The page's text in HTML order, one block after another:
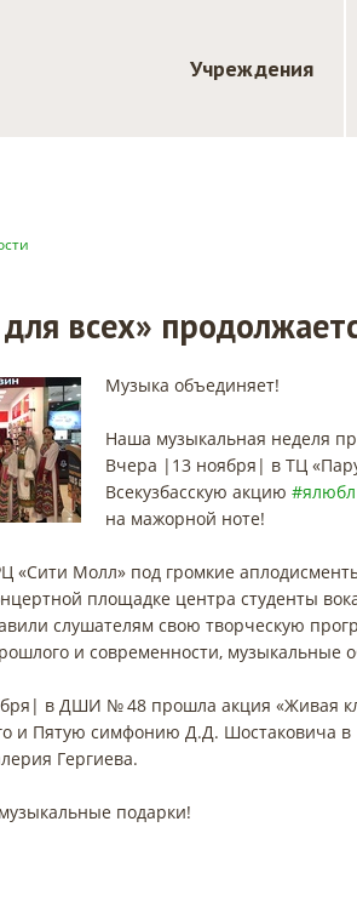
Учреждения
всех»
Музыка объединяет!
Наша музыкальная неделя
Вчера |13 ноября| в ТЦ
Всекузбасскую акцию
на мажорной ноте!
«Сити Молл» под громкие
площадке центра студенты
слушателям свою творческую
и современности, музыкальные
в ДШИ № 48 прошла акция «Живая
и Пятую симфонию Д.Д. Шостаковича в
Гергиева.
подарки!